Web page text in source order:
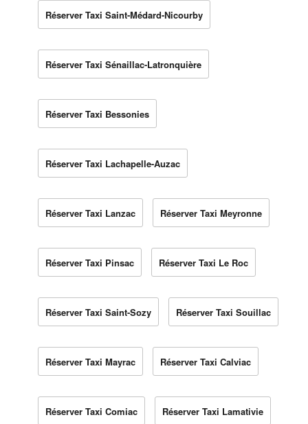
Réserver Taxi Saint-Médard-Nicourby
Réserver Taxi Sénaillac-Latronquière
Réserver Taxi Bessonies
Réserver Taxi Lachapelle-Auzac
Réserver Taxi Lanzac Réserver Taxi Meyronne
Réserver Taxi Pinsac Réserver Taxi Le Roc
Réserver Taxi Saint-Sozy Réserver Taxi Souillac
Réserver Taxi Mayrac Réserver Taxi Calviac
Réserver Taxi Comiac Réserver Taxi Lamativie